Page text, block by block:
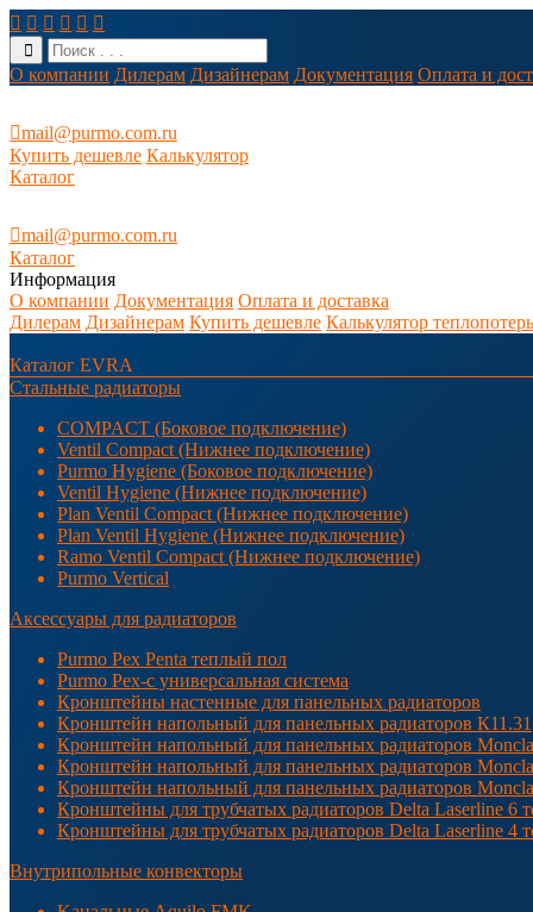
     
О компании Дилерам Дизайнерам Документация Оплата и
mail@purmo.com.ru
Купить дешевле Калькулятор
Каталог
mail@purmo.com.ru
Каталог
Информация
О компании Документация Оплата и доставка
Дилерам Дизайнерам Купить дешевле Калькулятор теплопотерь
Каталог EVRA
Стальные радиаторы
COMPACT (Боковое подключение)
Ventil Compact (Нижнее подключение)
Purmo Hygiene (Боковое подключение)
Ventil Hygiene (Нижнее подключение)
Plan Ventil Compact (Нижнее подключение)
Plan Ventil Hygiene (Нижнее подключение)
Ramo Ventil Compact (Нижнее подключение)
Purmo Vertical
Аксессуары для радиаторов
Purmo Pex Penta теплый пол
Purmo Pex-c универсальная система
Кронштейны настенные для панельных радиаторов
Кронштейн напольный для панельных радиаторов К11.31
Кронштейн напольный для панельных радиаторов
Кронштейн напольный для панельных радиаторов
Кронштейн напольный для панельных радиаторов
Кронштейны для трубчатых радиаторов Delta Laserline 6
Кронштейны для трубчатых радиаторов Delta Laserline 4
Внутрипольные конвекторы